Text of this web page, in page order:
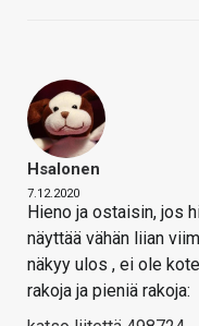
Hsalonen
7.12.2020
Hieno ja ostaisin, jos
näyttää vähän liian
näkyy ulos , ei ole
rakoja ja pieniä rakoja: